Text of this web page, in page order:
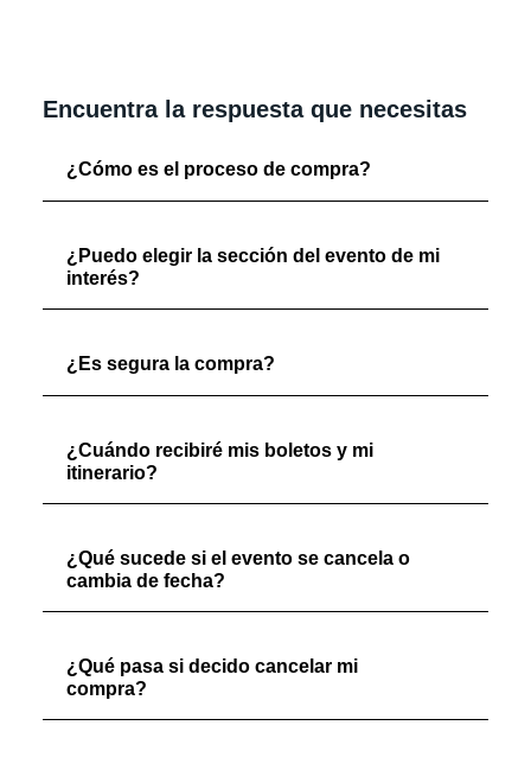
Encuentra la respuesta que necesitas
¿Cómo es el proceso de compra?
¿Puedo elegir la sección del evento de mi
interés?
¿Es segura la compra?
¿Cuándo recibiré mis boletos y mi
itinerario?
¿Qué sucede si el evento se cancela o
cambia de fecha?
¿Qué pasa si decido cancelar mi
compra?